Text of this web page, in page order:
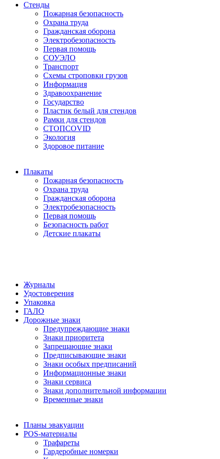
Стенды
Пожарная безопасность
Охрана труда
Гражданская оборона
Электробезопасность
Первая помощь
СОУЭЛО
Транспорт
Схемы строповки грузов
Информация
Здравоохранение
Государство
Пластик белый для стендов
Рамки для стендов
СТОПCOVID
Экология
Здоровое питание
Плакаты
Пожарная безопасность
Охрана труда
Гражданская оборона
Электробезопасность
Первая помощь
Безопасность работ
Детские плакаты
Журналы
Удостоверения
Упаковка
ГАЛО
Дорожные знаки
Предупреждающие знаки
Знаки приоритета
Запрещающие знаки
Предписывающие знаки
Знаки особых предписаний
Информационные знаки
Знаки сервиса
Знаки дополнительной информации
Временные знаки
Планы эвакуации
POS-материалы
Трафареты
Гардеробные номерки